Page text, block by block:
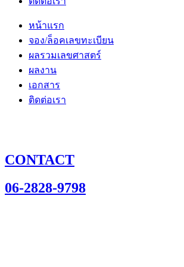
หน้าแรก
จอง/ล็อคเลขทะเบียน
ผลรวมเลขศาสตร์
ผลงาน
เอกสาร
ติดต่อเรา
CONTACT
06-2828-9798